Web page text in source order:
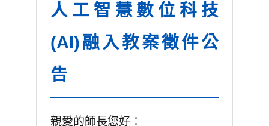
人工智慧數位科技
(AI)融入教案徵件公
告
親愛的師長您好：